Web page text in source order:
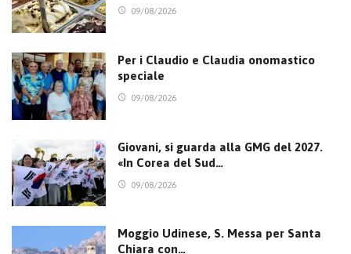
09/08/2026
Per i Claudio e Claudia onomastico
speciale
09/08/2026
Giovani, si guarda alla GMG del 2027.
«In Corea del Sud…
09/08/2026
Moggio Udinese, S. Messa per Santa
Chiara con…